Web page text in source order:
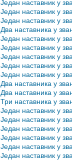
Један наставник у
Један наставник у
Један наставник у
Два наставника у
Један наставник у
Један наставник у
Један наставник у
Један наставник у
Један наставник у
Два наставника у
Два наставника у
Три наставника у
Један наставник у
Један наставник у
Један наставник у
Један наставник у
Један наставник у
Један наставник у